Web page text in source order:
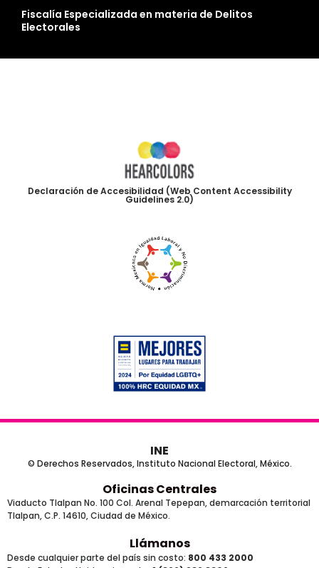
Fiscalía Especializada en materia de Delitos
Electorales
Declaración de Accesibilidad (Web Content Accessibility
Guidelines 2.0)
INE
© Derechos Reservados, Instituto Nacional Electoral, México.
Oficinas Centrales
Viaducto Tlalpan No. 100 Col. Arenal Tepepan, demarcación territorial
Tlalpan, C.P. 14610, Ciudad de México.
Llámanos
Desde cualquier parte del país sin costo: 800 433 2000